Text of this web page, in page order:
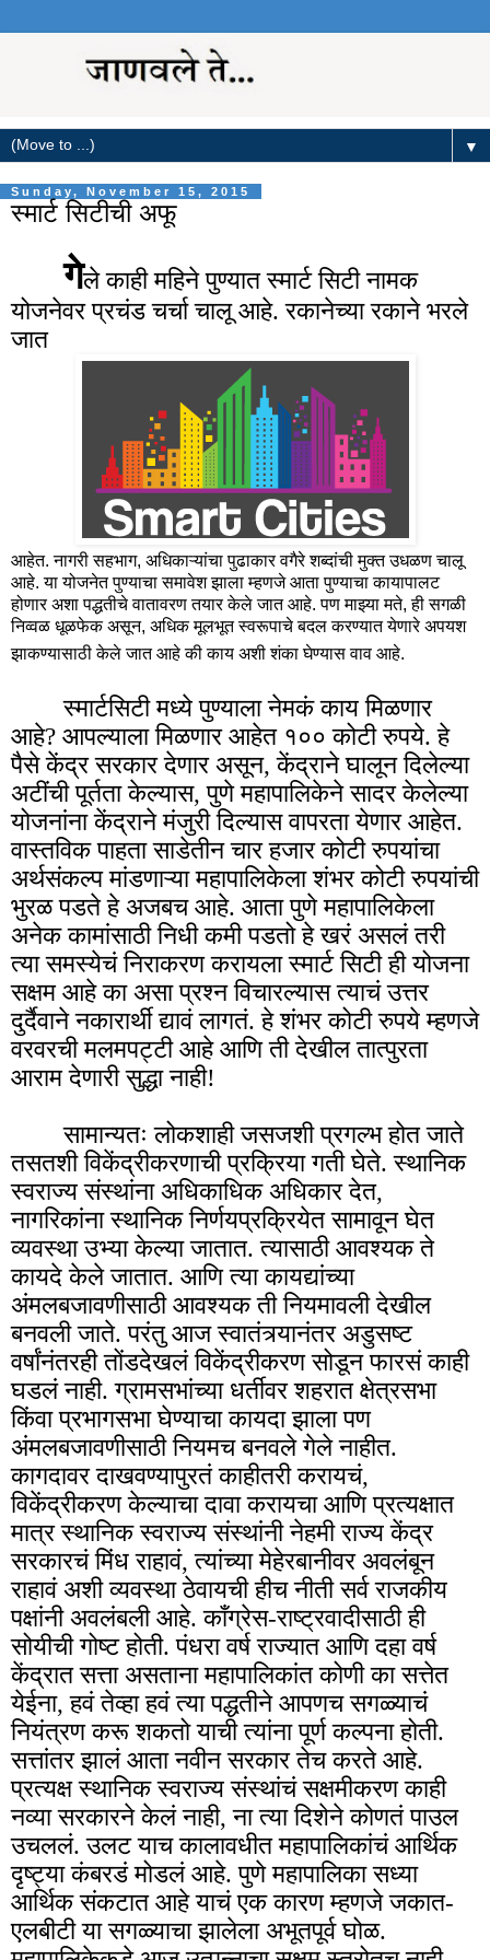
▼
Sunday, November 15, 2015
स्मार्ट सिटीची अफू
गेले काही महिने पुण्यात स्मार्ट सिटी नामक
योजनेवर प्रचंड चर्चा चालू आहे. रकानेच्या रकाने भरले
जात
आहेत. नागरी सहभाग, अधिकाऱ्यांचा पुढाकार वगैरे शब्दांची मुक्त उधळण चालू
आहे. या योजनेत पुण्याचा समावेश झाला म्हणजे आता पुण्याचा कायापालट
होणार अशा पद्धतीचे वातावरण तयार केले जात आहे. पण माझ्या मते, ही सगळी
निव्वळ धूळफेक असून, अधिक मूलभूत स्वरूपाचे बदल करण्यात येणारे अपयश
झाकण्यासाठी केले जात आहे की काय अशी शंका घेण्यास वाव आहे.
स्मार्टसिटी मध्ये पुण्याला नेमकं काय मिळणार
आहे? आपल्याला मिळणार आहेत १०० कोटी रुपये. हे
पैसे केंद्र सरकार देणार असून, केंद्राने घालून दिलेल्या
अटींची पूर्तता केल्यास, पुणे महापालिकेने सादर केलेल्या
योजनांना केंद्राने मंजुरी दिल्यास वापरता येणार आहेत.
वास्तविक पाहता साडेतीन चार हजार कोटी रुपयांचा
अर्थसंकल्प मांडणाऱ्या महापालिकेला शंभर कोटी रुपयांची
भुरळ पडते हे अजबच आहे. आता पुणे महापालिकेला
अनेक कामांसाठी निधी कमी पडतो हे खरं असलं तरी
त्या समस्येचं निराकरण करायला स्मार्ट सिटी ही योजना
सक्षम आहे का असा प्रश्न विचारल्यास त्याचं उत्तर
दुर्दैवाने नकारार्थी द्यावं लागतं. हे शंभर कोटी रुपये म्हणजे
वरवरची मलमपट्टी आहे आणि ती देखील तात्पुरता
आराम देणारी सुद्धा नाही!
सामान्यतः लोकशाही जसजशी प्रगल्भ होत जाते
तसतशी विकेंद्रीकरणाची प्रक्रिया गती घेते. स्थानिक
स्वराज्य संस्थांना अधिकाधिक अधिकार देत,
नागरिकांना स्थानिक निर्णयप्रक्रियेत सामावून घेत
व्यवस्था उभ्या केल्या जातात. त्यासाठी आवश्यक ते
कायदे केले जातात. आणि त्या कायद्यांच्या
अंमलबजावणीसाठी आवश्यक ती नियमावली देखील
बनवली जाते. परंतु आज स्वातंत्र्यानंतर अडुसष्ट
वर्षांनंतरही तोंडदेखलं विकेंद्रीकरण सोडून फारसं काही
घडलं नाही. ग्रामसभांच्या धर्तीवर शहरात क्षेत्रसभा
किंवा प्रभागसभा घेण्याचा कायदा झाला पण
अंमलबजावणीसाठी नियमच बनवले गेले नाहीत.
कागदावर दाखवण्यापुरतं काहीतरी करायचं,
विकेंद्रीकरण केल्याचा दावा करायचा आणि प्रत्यक्षात
मात्र स्थानिक स्वराज्य संस्थांनी नेहमी राज्य केंद्र
सरकारचं मिंध राहावं, त्यांच्या मेहेरबानीवर अवलंबून
राहावं अशी व्यवस्था ठेवायची हीच नीती सर्व राजकीय
पक्षांनी अवलंबली आहे. कॉंग्रेस-राष्ट्रवादीसाठी ही
सोयीची गोष्ट होती. पंधरा वर्ष राज्यात आणि दहा वर्ष
केंद्रात सत्ता असताना महापालिकांत कोणी का सत्तेत
येईना, हवं तेव्हा हवं त्या पद्धतीने आपणच सगळ्याचं
नियंत्रण करू शकतो याची त्यांना पूर्ण कल्पना होती.
सत्तांतर झालं आता नवीन सरकार तेच करते आहे.
प्रत्यक्ष स्थानिक स्वराज्य संस्थांचं सक्षमीकरण काही
नव्या सरकारने केलं नाही, ना त्या दिशेने कोणतं पाउल
उचललं. उलट याच कालावधीत महापालिकांचं आर्थिक
दृष्ट्या कंबरडं मोडलं आहे. पुणे महापालिका सध्या
आर्थिक संकटात आहे याचं एक कारण म्हणजे जकात-
एलबीटी या सगळ्याचा झालेला अभूतपूर्व घोळ.